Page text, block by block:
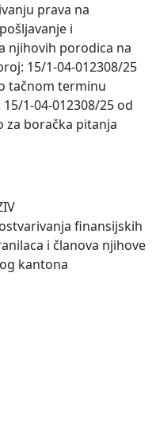
prava na
i
njihovih porodica na
15/1-04-012308/25
tačnom terminu
1-04-012308/25 od
za boračka pitanja
finansijskih
i članova njihove
kantona